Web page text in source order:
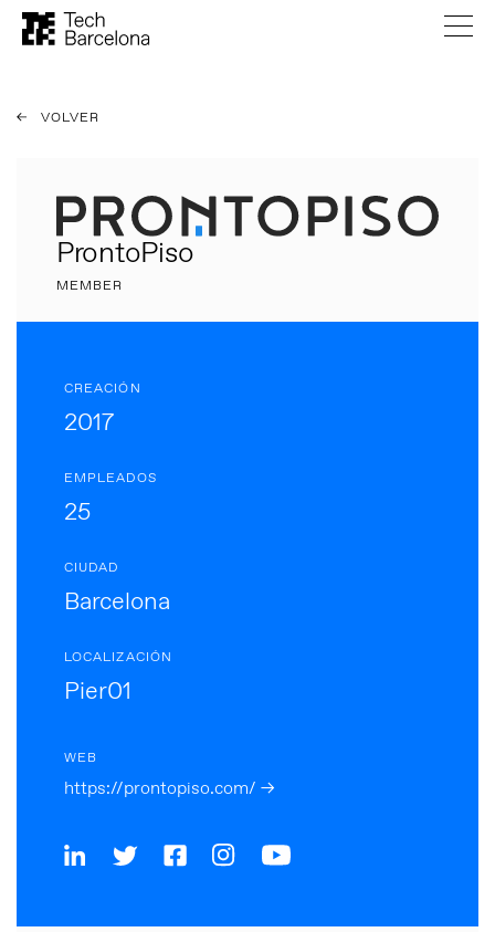
VOLVER
ProntoPiso
MEMBER
CREACIÓN
2017
EMPLEADOS
25
CIUDAD
Barcelona
LOCALIZACIÓN
Pier01
WEB
https://prontopiso.com/ →